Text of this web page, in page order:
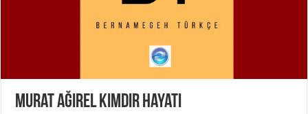
Murat Ağırel Kimdir Hayatı